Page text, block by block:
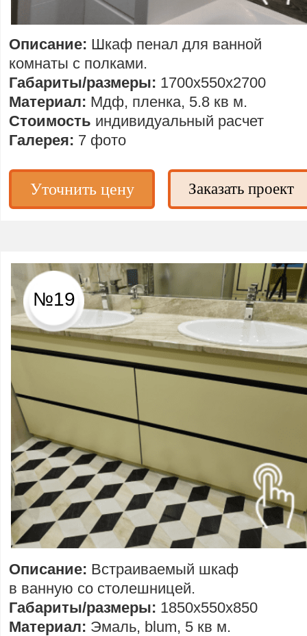
Заказать проект
Уточнить цену
Описание: Шкаф пенал для ванной
комнаты с полками.
Габариты/размеры: 1700х550х2700
Материал: Мдф, пленка, 5.8 кв м.
Стоимость индивидуальный расчет
Галерея: 7 фото
Описание: Встраиваемый шкаф
в ванную со столешницей.
Габариты/размеры: 1850х550х850
Материал: Эмаль, blum, 5 кв м.
№19